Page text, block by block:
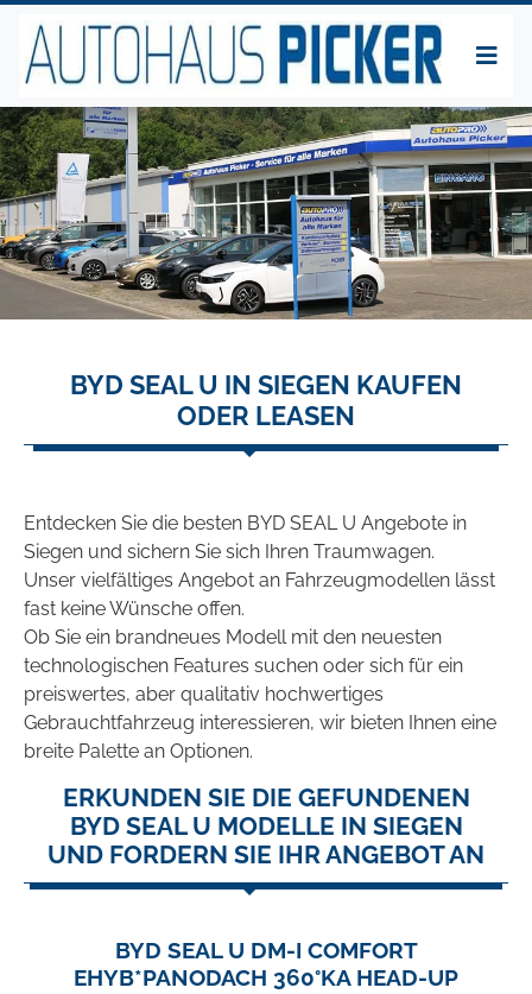
BYD SEAL U IN SIEGEN KAUFEN
ODER LEASEN
Entdecken Sie die besten BYD SEAL U Angebote in
Siegen und sichern Sie sich Ihren Traumwagen.
Unser vielfältiges Angebot an Fahrzeugmodellen lässt
fast keine Wünsche offen.
Ob Sie ein brandneues Modell mit den neuesten
technologischen Features suchen oder sich für ein
preiswertes, aber qualitativ hochwertiges
Gebrauchtfahrzeug interessieren, wir bieten Ihnen eine
breite Palette an Optionen.
ERKUNDEN SIE DIE GEFUNDENEN
BYD SEAL U MODELLE IN SIEGEN
UND FORDERN SIE IHR ANGEBOT AN
BYD SEAL U DM-I COMFORT
EHYB*PANODACH 360°KA HEAD-UP